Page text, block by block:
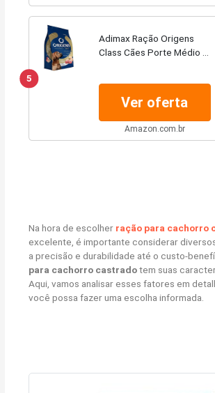
5
Adimax Ração Origens
Class Cães Porte Médio E
Ver oferta
Amazon.com.br
Na hora de escolher ração para cachorro
excelente, é importante considerar
a precisão e durabilidade até o custo-
para cachorro castradotem suas
Aqui, vamos analisar esses fatores em
você possa fazer uma escolha informada.